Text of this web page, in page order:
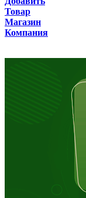
Товар
Магазин
Компания